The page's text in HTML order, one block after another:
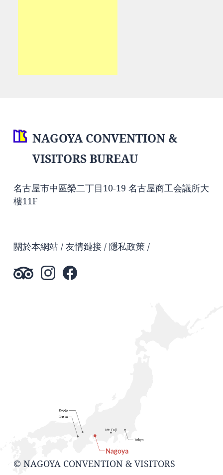
NAGOYA CONVENTION &
VISITORS BUREAU
名古屋市中區榮二丁目10-19 名古屋商工会議所大
樓11F
關於本網站 友情鏈接 隱私政策
© NAGOYA CONVENTION & VISITORS